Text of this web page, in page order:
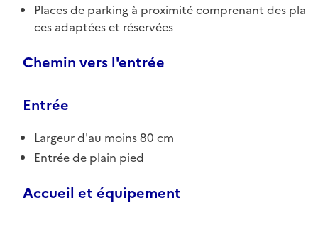
Places de parking à proximité comprenant des pla
ces adaptées et réservées
Chemin vers l'entrée
Entrée
Largeur d'au moins 80 cm
Entrée de plain pied
Accueil et équipement